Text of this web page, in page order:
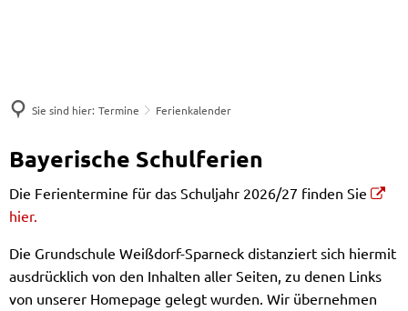
Sie sind hier: Termine Ferienkalender
Bayerische Schulferien
Die Ferientermine für das Schuljahr 2026/27 finden Sie
hier.
Die Grundschule Weißdorf-Sparneck distanziert sich hiermit
ausdrücklich von den Inhalten aller Seiten, zu denen Links
von unserer Homepage gelegt wurden. Wir übernehmen